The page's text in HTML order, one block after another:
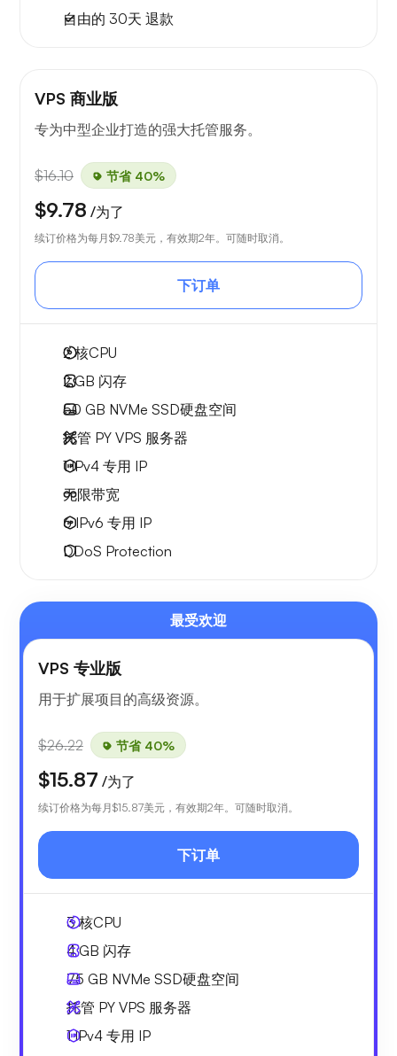
自由的 30天 退款
VPS 商业版
专为中型企业打造的强大托管服务。
$16.10 节省 40%
$9.78 /为了
续订价格为每月$9.78美元，有效期2年。可随时取消。
下订单
2核CPU
2 GB 闪存
50 GB NVMe SSD硬盘空间
托管 PY VPS 服务器
1 IPv4 专用 IP
无限带宽
6 IPv6 专用 IP
DDoS Protection
最受欢迎
VPS 专业版
用于扩展项目的高级资源。
$26.22 节省 40%
$15.87 /为了
续订价格为每月$15.87美元，有效期2年。可随时取消。
下订单
3核CPU
4 GB 闪存
75 GB NVMe SSD硬盘空间
托管 PY VPS 服务器
1 IPv4 专用 IP